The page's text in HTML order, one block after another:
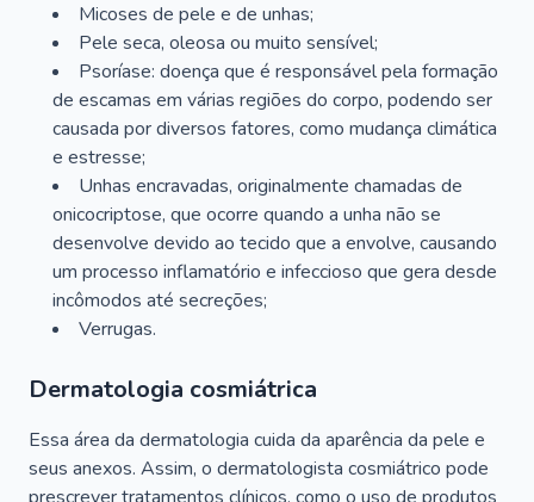
Micoses de pele e de unhas;
Pele seca, oleosa ou muito sensível;
Psoríase: doença que é responsável pela formação
de escamas em várias regiões do corpo, podendo ser
causada por diversos fatores, como mudança climática
e estresse;
Unhas encravadas, originalmente chamadas de
onicocriptose, que ocorre quando a unha não se
desenvolve devido ao tecido que a envolve, causando
um processo inflamatório e infeccioso que gera desde
incômodos até secreções;
Verrugas.
Dermatologia cosmiátrica
Essa área da dermatologia cuida da aparência da pele e
seus anexos. Assim, o dermatologista cosmiátrico pode